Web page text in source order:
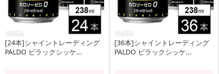
[24本]シャイントレーディング
PALDO ビラックシッケ...
[36本]シャイントレーディング
PALDO ビラックシッケ...